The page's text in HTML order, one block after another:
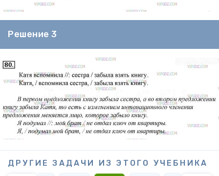
Решение 3
ДРУГИЕ ЗАДАЧИ ИЗ ЭТОГО УЧЕБНИКА